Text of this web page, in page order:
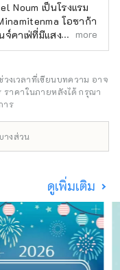
Noum เป็นโรงแรม
โอซาก้า
คาเฟ่ที่มีแสงส่องเข้า
more
งเวลาที่เขียนบทความ อาจ
ราคาในภายหลังได้ กรุณา
าร
างส่วน
ดูเพิ่มเติม